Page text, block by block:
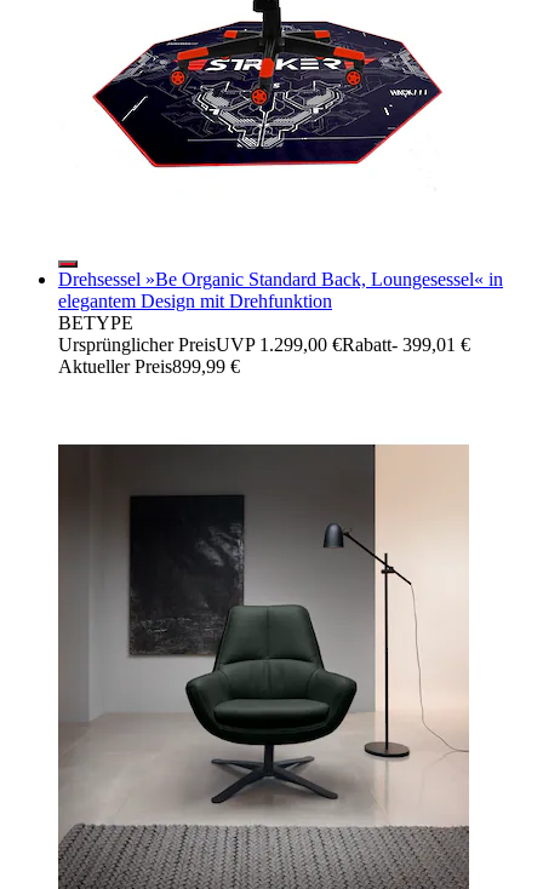
Drehsessel »Be Organic Standard Back, Loungesessel« in
elegantem Design mit Drehfunktion
BETYPE
Ursprünglicher PreisUVP 1.299,00 €Rabatt- 399,01 €
Aktueller Preis899,99 €